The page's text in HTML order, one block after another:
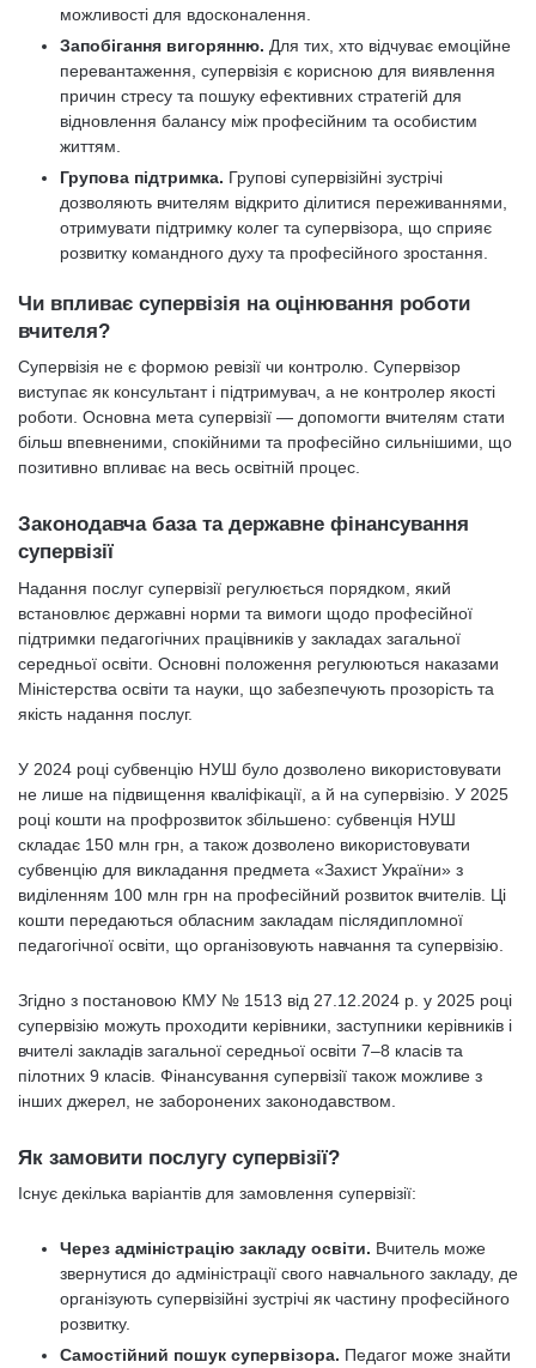
можливості для вдосконалення.
Запобігання вигорянню. Для тих, хто відчуває емоційне
перевантаження, супервізія є корисною для виявлення
причин стресу та пошуку ефективних стратегій для
відновлення балансу між професійним та особистим
життям.
Групова підтримка. Групові супервізійні зустрічі
дозволяють вчителям відкрито ділитися переживаннями,
отримувати підтримку колег та супервізора, що сприяє
розвитку командного духу та професійного зростання.
Чи впливає супервізія на оцінювання роботи
вчителя?
Супервізія не є формою ревізії чи контролю. Супервізор
виступає як консультант і підтримувач, а не контролер якості
роботи. Основна мета супервізії — допомогти вчителям стати
більш впевненими, спокійними та професійно сильнішими, що
позитивно впливає на весь освітній процес.
Законодавча база та державне фінансування
супервізії
Надання послуг супервізії регулюється порядком, який
встановлює державні норми та вимоги щодо професійної
підтримки педагогічних працівників у закладах загальної
середньої освіти. Основні положення регулюються наказами
Міністерства освіти та науки, що забезпечують прозорість та
якість надання послуг.
У 2024 році субвенцію НУШ було дозволено використовувати
не лише на підвищення кваліфікації, а й на супервізію. У 2025
році кошти на профрозвиток збільшено: субвенція НУШ
складає 150 млн грн, а також дозволено використовувати
субвенцію для викладання предмета «Захист України» з
виділенням 100 млн грн на професійний розвиток вчителів. Ці
кошти передаються обласним закладам післядипломної
педагогічної освіти, що організовують навчання та супервізію.
Згідно з постановою КМУ № 1513 від 27.12.2024 р. у 2025 році
супервізію можуть проходити керівники, заступники керівників і
вчителі закладів загальної середньої освіти 7–8 класів та
пілотних 9 класів. Фінансування супервізії також можливе з
інших джерел, не заборонених законодавством.
Як замовити послугу супервізії?
Існує декілька варіантів для замовлення супервізії:
Через адміністрацію закладу освіти. Вчитель може
звернутися до адміністрації свого навчального закладу, де
організують супервізійні зустрічі як частину професійного
розвитку.
Самостійний пошук супервізора. Педагог може знайти